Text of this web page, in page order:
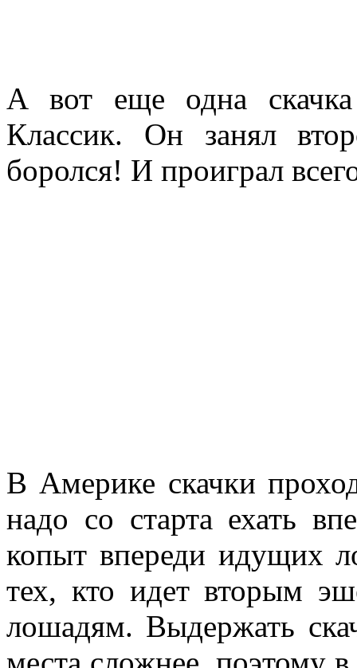
А вот еще одна
Классик. Он занял
боролся! И проиграл
В Америке скачки
надо со старта ехать
копыт впереди идущих
тех, кто идет вторым
лошадям. Выдержать